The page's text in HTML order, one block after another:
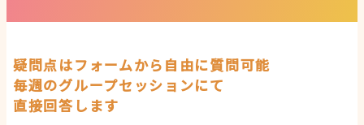
疑問点はフォームから自由に質問可能
毎週のグループセッションにて
直接回答します